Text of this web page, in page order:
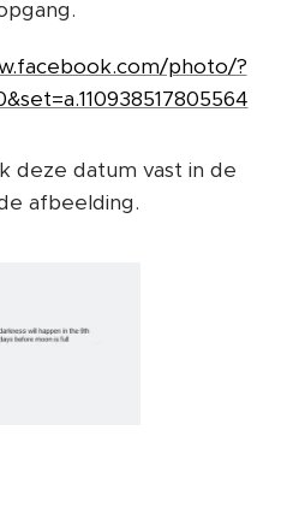
photo/?
deze datum vast in de
afbeelding.